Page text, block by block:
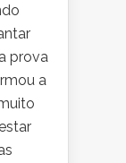
prova
a